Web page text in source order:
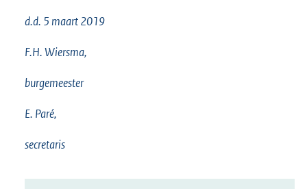
d.d. 5 maart 2019
F.H. Wiersma,
burgemeester
E. Paré,
secretaris